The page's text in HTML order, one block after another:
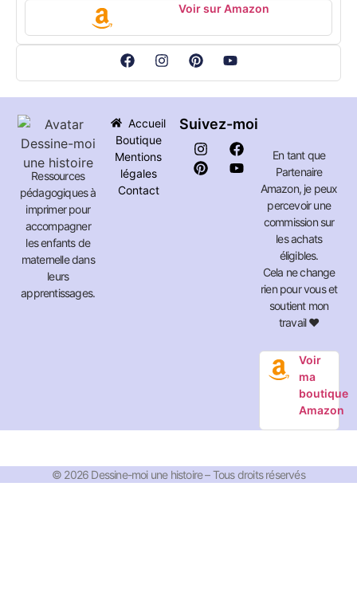
Voir sur Amazon
Ressources
pédagogiques à
imprimer pour
accompagner
les enfants de
maternelle dans
leurs
apprentissages.
Accueil
Boutique
Mentions
légales
Contact
Suivez-moi
En tant que
Partenaire
Amazon, je peux
percevoir une
commission sur
les achats
éligibles.
Cela ne change
rien pour vous et
soutient mon
travail ❤️
Voir
ma
boutique
Amazon
© 2026 Dessine-moi une histoire – Tous droits réservés